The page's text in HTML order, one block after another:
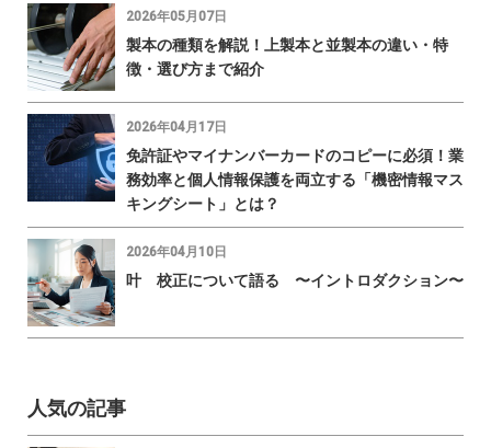
2026年05月07日
製本の種類を解説！上製本と並製本の違い・特
徴・選び方まで紹介
2026年04月17日
免許証やマイナンバーカードのコピーに必須！業
務効率と個人情報保護を両立する「機密情報マス
キングシート」とは？
2026年04月10日
叶 校正について語る 〜イントロダクション〜
人気の記事